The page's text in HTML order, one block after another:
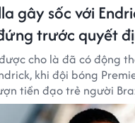
gây sốc với
trước quyết
cho là đã có động
khi đội bóng
tiền đạo trẻ người